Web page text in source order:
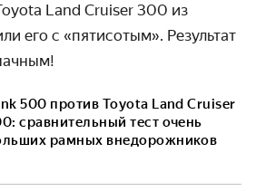
Land Cruiser 300 из
его с «пятисотым». Результат
500 против Toyota Land Cruiser
сравнительный тест очень
рамных внедорожников